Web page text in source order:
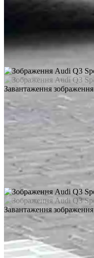
Завантаження зображення
Завантаження зображення